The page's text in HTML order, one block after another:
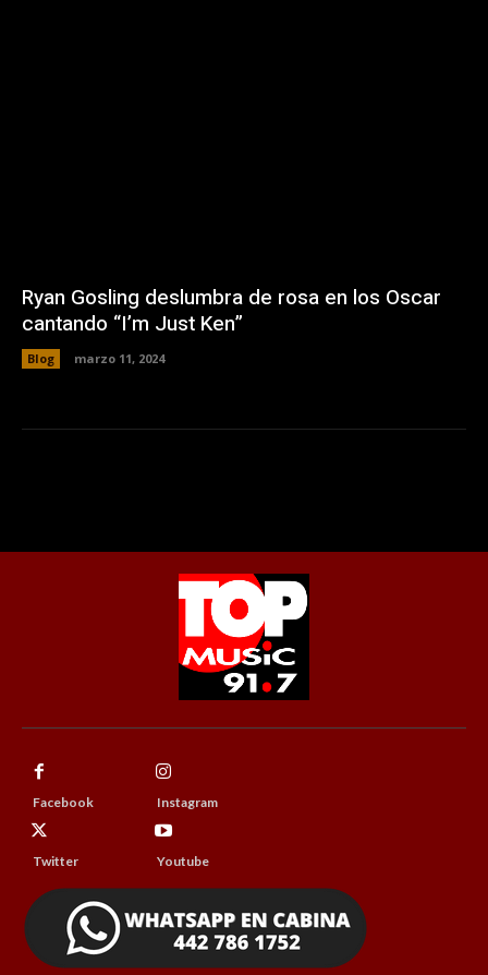
Ryan Gosling deslumbra de rosa en los Oscar
cantando “I’m Just Ken”
Blog marzo 11, 2024
Facebook Instagram
Twitter Youtube